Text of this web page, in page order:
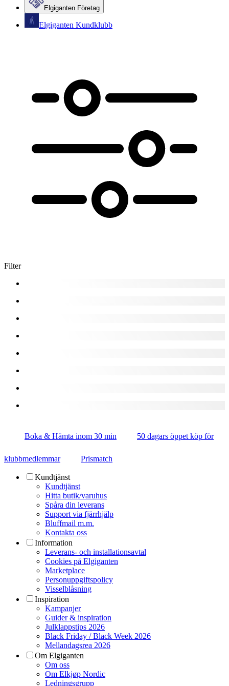
Elgiganten Företag
Elgiganten Kundklubb
Filter
Boka & Hämta inom 30 min 50 dagars öppet köp för
klubbmedlemmar Prismatch
Kundtjänst
Kundtjänst
Hitta butik/varuhus
Spåra din leverans
Support via fjärrhjälp
Bluffmail m.m.
Kontakta oss
Information
Leverans- och installationsavtal
Cookies på Elgiganten
Marketplace
Personuppgiftspolicy
Visselblåsning
Inspiration
Kampanjer
Guider & inspiration
Julklappstips 2026
Black Friday / Black Week 2026
Mellandagsrea 2026
Om Elgiganten
Om oss
Om Elkjøp Nordic
Ledningsgrupp